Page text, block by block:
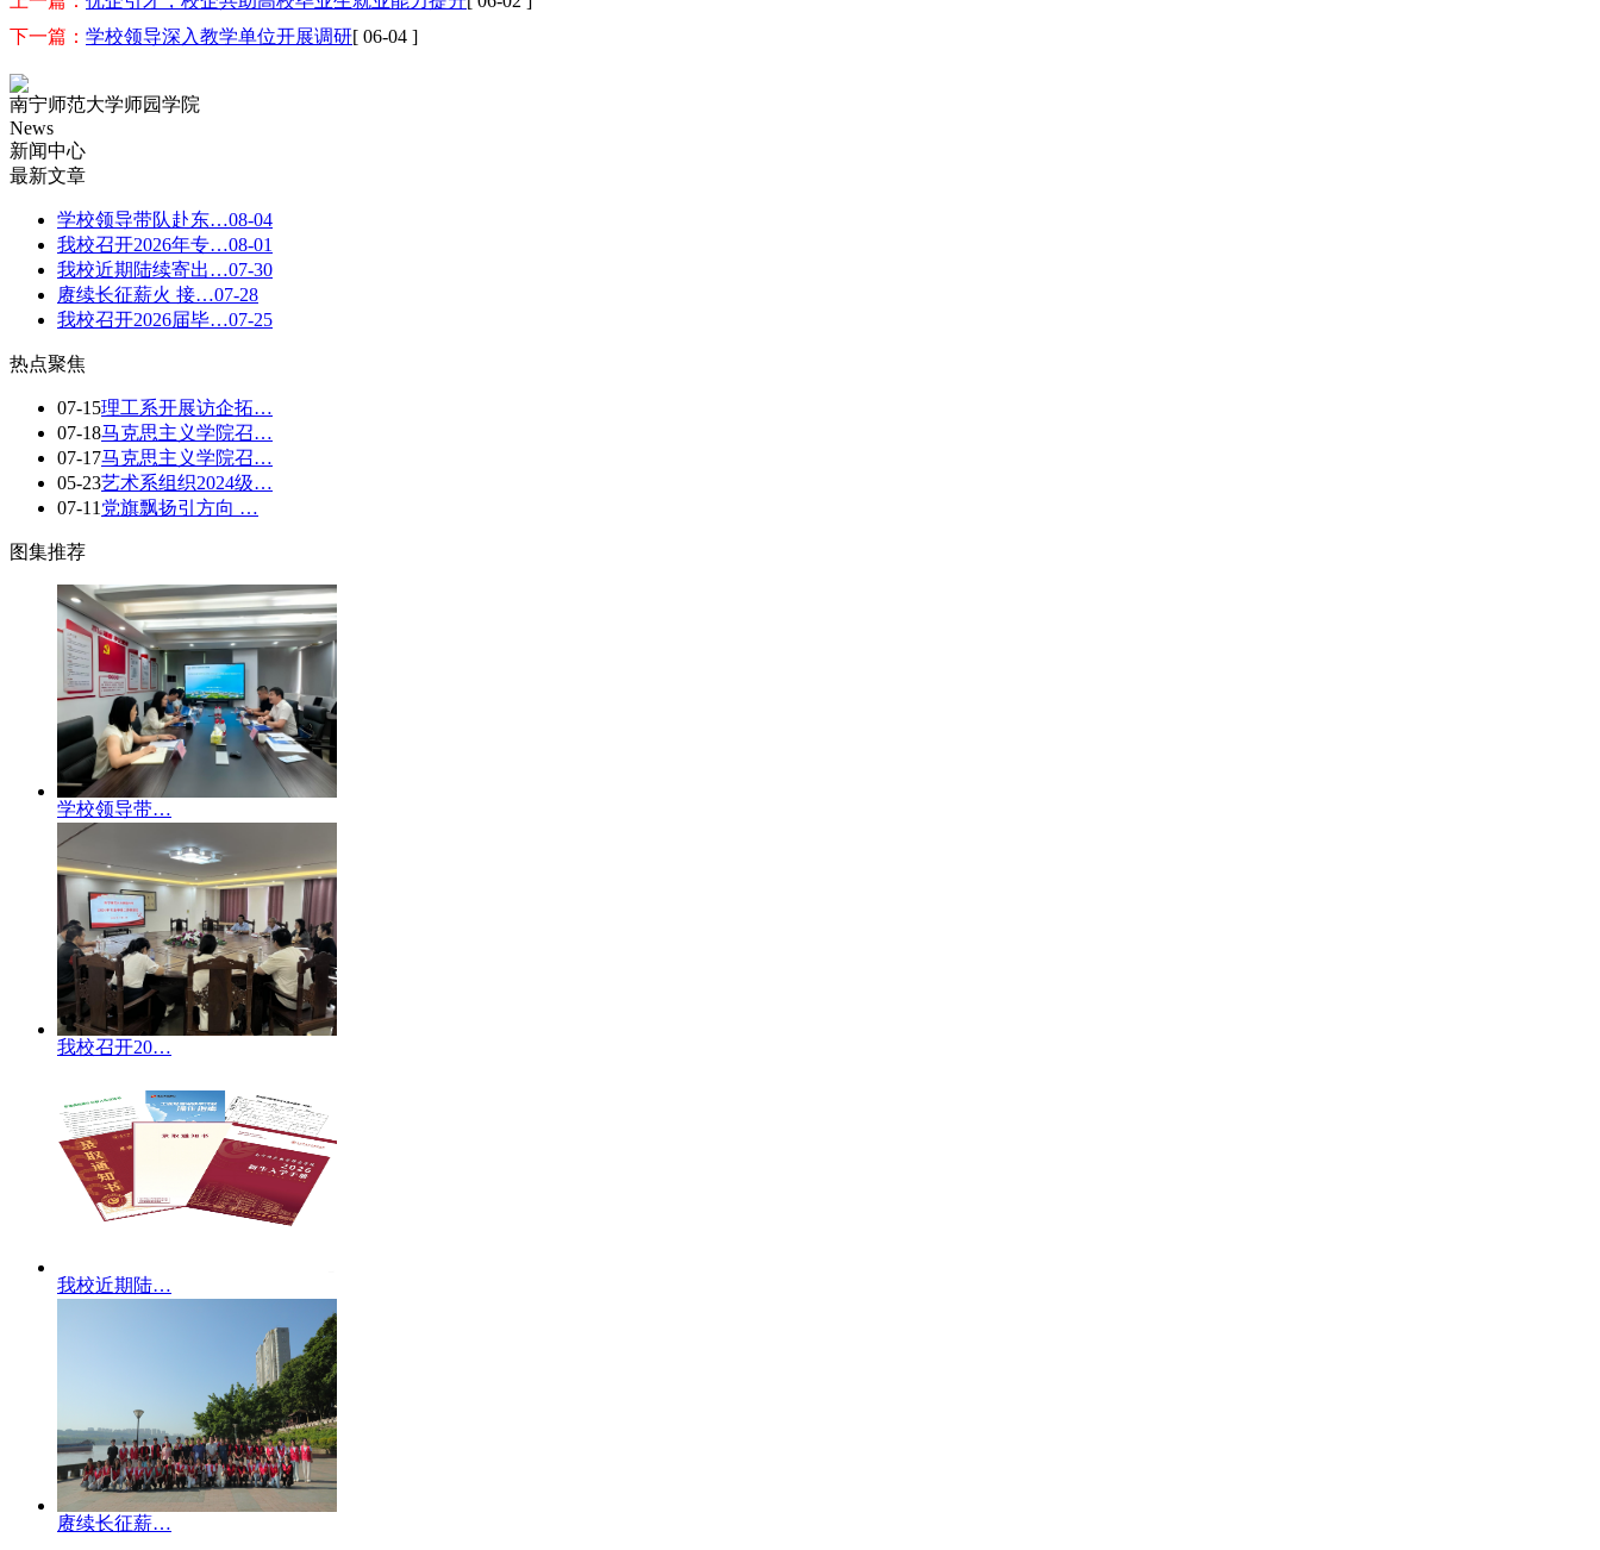
下一篇： 学校领导深入教学单位开展调研[ 06-04 ]
南宁师范大学师园学院
News
新闻中心
最新文章
学校领导带队赴东…08-04
我校召开2026年专…08-01
我校近期陆续寄出…07-30
赓续长征薪火 接…07-28
我校召开2026届毕…07-25
热点聚焦
07-15理工系开展访企拓…
07-18马克思主义学院召…
07-17马克思主义学院召…
05-23艺术系组织2024级…
07-11 党旗飘扬引方向 …
图集推荐
学校领导带…
我校召开20…
我校近期陆…
赓续长征薪…